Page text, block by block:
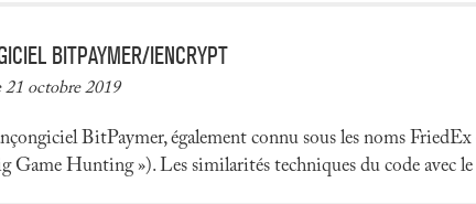
BITPAYMER/IENCRYPT
21 octobre 2019
BitPaymer, également connu sous les noms
Game Hunting »). Les similarités techniques du code avec